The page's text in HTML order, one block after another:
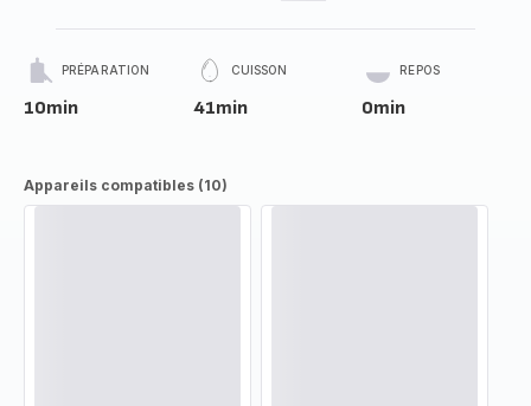
PRÉPARATION
10min
CUISSON
41min
REPOS
0min
Appareils compatibles (10)